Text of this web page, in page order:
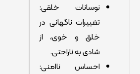
نوسانات خلقی:
تغییرات ناگهانی در
خلق و خوی، از
شادی به ناراحتی.
احساس ناامنی: